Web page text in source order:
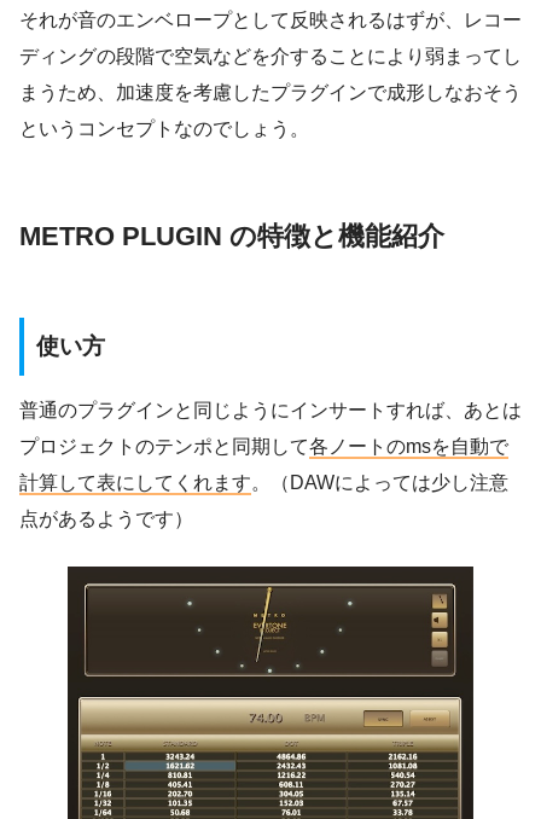
それが音のエンベロープとして反映されるはずが、レコー
ディングの段階で空気などを介することにより弱まってし
まうため、加速度を考慮したプラグインで成形しなおそう
というコンセプトなのでしょう。
METRO PLUGIN の特徴と機能紹介
使い方
普通のプラグインと同じようにインサートすれば、あとは
プロジェクトのテンポと同期して各ノートのmsを自動で
計算して表にしてくれます。（DAWによっては少し注意
点があるようです）